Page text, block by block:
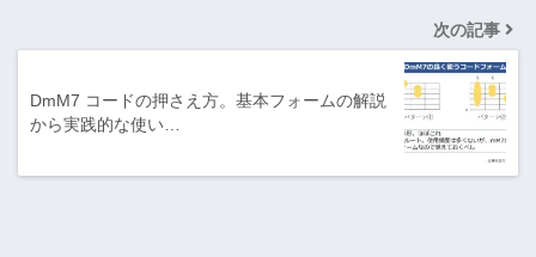
次の記事
DmM7 コードの押さえ方。基本フォームの解説
から実践的な使い…